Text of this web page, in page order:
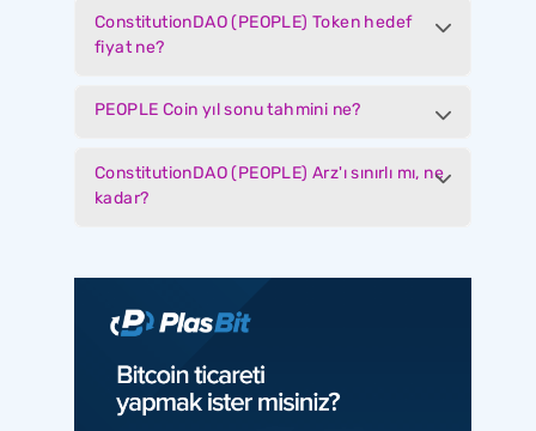
ConstitutionDAO (PEOPLE) Token hedef
fiyat ne?
PEOPLE Coin yıl sonu tahmini ne?
ConstitutionDAO (PEOPLE) Arz'ı sınırlı mı, ne
kadar?